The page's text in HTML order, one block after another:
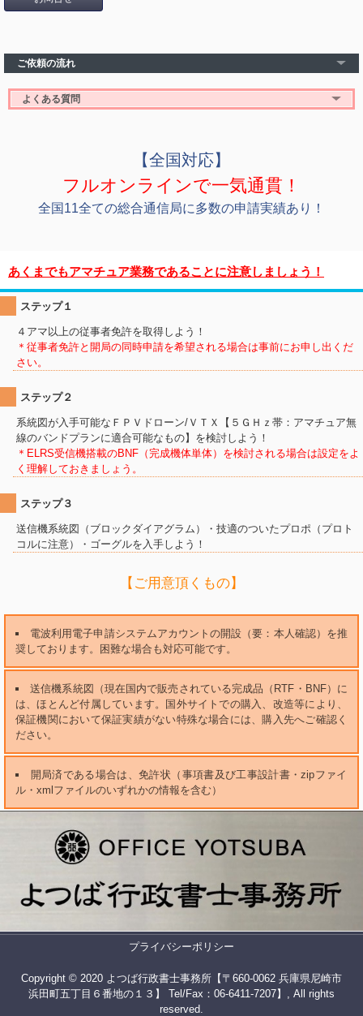
ご依頼の流れ
よくある質問
【全国対応】
フルオンラインで一気通貫！
全国11全ての総合通信局に多数の申請実績あり！
あくまでもアマチュア業務であることに注意しましょう！
ステップ１
４アマ以上の従事者免許を取得しよう！
＊従事者免許と開局の同時申請を希望される場合は事前にお申し出くだ
さい。
ステップ２
系統図が入手可能なＦＰＶドローン/ＶＴＸ【５ＧＨｚ帯：アマチュア無
線のバンドプランに適合可能なもの】を検討しよう！
＊ELRS受信機搭載のBNF（完成機体単体）を検討される場合は設定をよ
く理解しておきましょう。
ステップ３
送信機系統図（ブロックダイアグラム）・技適のついたプロポ（プロト
コルに注意）・ゴーグルを入手しよう！
【ご用意頂くもの】
電波利用電子申請システムアカウントの開設（要：本人確認）を推
奨しております。困難な場合も対応可能です。
送信機系統図（現在国内で販売されている完成品（RTF・BNF）に
は、ほとんど付属しています。国外サイトでの購入、改造等により、
保証機関において保証実績がない特殊な場合には、購入先へご確認く
ださい。
開局済である場合は、免許状（事項書及び工事設計書・zipファイ
ル・xmlファイルのいずれかの情報を含む）
プライバシーポリシー
Copyright © 2020 よつば行政書士事務所【〒660-0062 兵庫県尼崎市
浜田町五丁目６番地の１３】 Tel/Fax：06-6411-7207】, All rights
reserved.